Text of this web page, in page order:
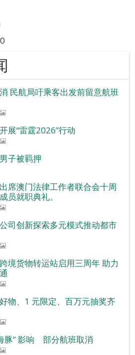
民航局吁乘客出发前留意航班
展“雷霆2026”行动
子被羁押
席澳门法律工作者联合会十周
员就职典礼。
司创新探索多元模式推动都市
境货物转运站启用三周年 助力
物、1 元限定、百万元抽奖齐
豚” 影响 部分航班取消